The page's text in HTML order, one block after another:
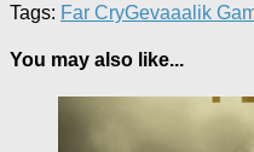
Tags: Far CryGevaaalik
You may also like...